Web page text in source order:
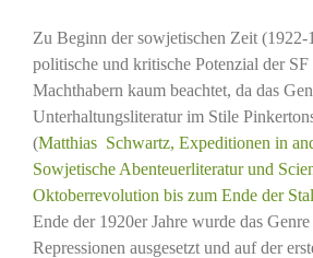
Zu Beginn der sowjetischen Zeit (1922-
politische und kritische Potenzial der SF
Machthabern kaum beachtet, da das
Unterhaltungsliteratur im Stile
(Matthias Schwartz, Expeditionen in
Sowjetische Abenteuerliteratur und
Oktoberrevolution bis zum Ende der
Ende der 1920er Jahre wurde das
Repressionen ausgesetzt und auf der